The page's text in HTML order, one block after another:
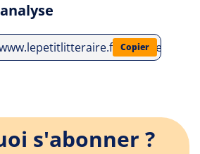
analyses-
Copier
s'abonner ?